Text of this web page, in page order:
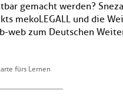
gemacht werden?
mekoLEGALL und die
web zum Deutschen
fürs Lernen